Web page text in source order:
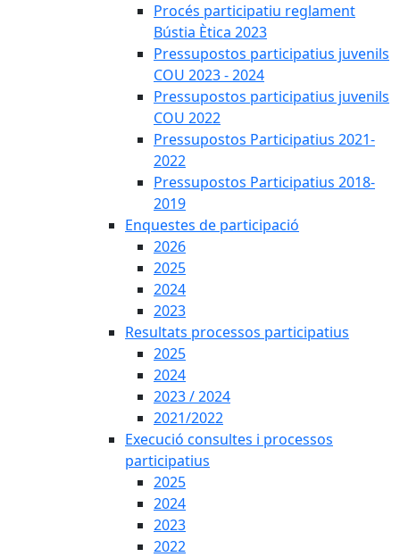
Procés participatiu reglament
Bústia Ètica 2023
Pressupostos participatius juvenils
COU 2023 - 2024
Pressupostos participatius juvenils
COU 2022
Pressupostos Participatius 2021-
2022
Pressupostos Participatius 2018-
2019
Enquestes de participació
2026
2025
2024
2023
Resultats processos participatius
2025
2024
2023 / 2024
2021/2022
Execució consultes i processos
participatius
2025
2024
2023
2022